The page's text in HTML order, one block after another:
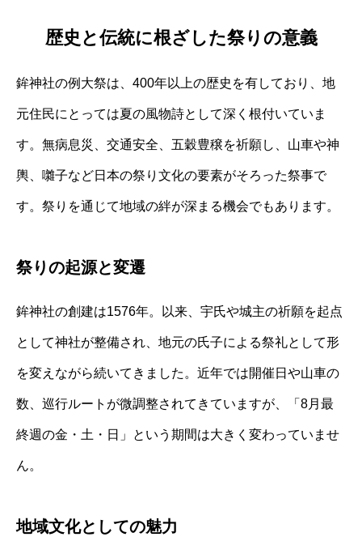
歴史と伝統に根ざした祭りの意義
鉾神社の例大祭は、400年以上の歴史を有しており、地
元住民にとっては夏の風物詩として深く根付いていま
す。無病息災、交通安全、五穀豊穣を祈願し、山車や神
輿、囃子など日本の祭り文化の要素がそろった祭事で
す。祭りを通じて地域の絆が深まる機会でもあります。
祭りの起源と変遷
鉾神社の創建は1576年。以来、宇氏や城主の祈願を起点
として神社が整備され、地元の氏子による祭礼として形
を変えながら続いてきました。近年では開催日や山車の
数、巡行ルートが微調整されてきていますが、「8月最
終週の金・土・日」という期間は大きく変わっていませ
ん。
地域文化としての魅力